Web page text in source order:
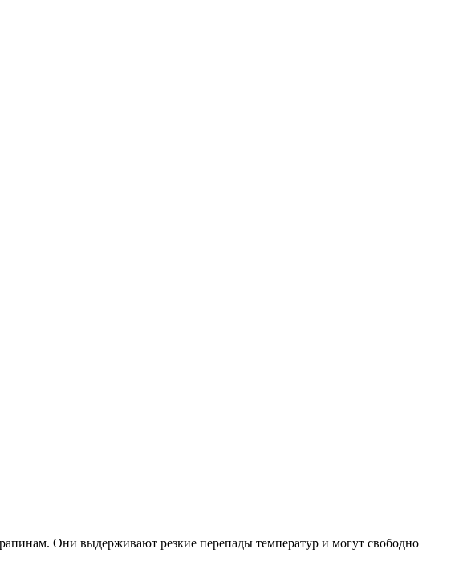
Они выдерживают резкие перепады температур и могут свободно